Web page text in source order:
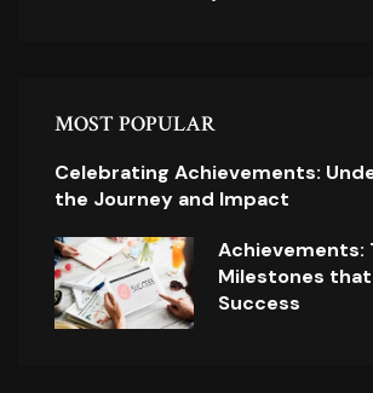
MOST POPULAR
Celebrating Achievements:
the Journey and Impact
Achievements:
Milestones
Success